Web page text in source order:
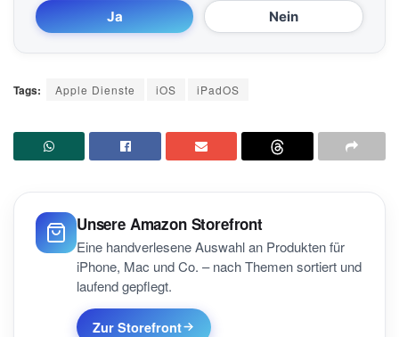
Ja Nein
Tags: Apple Dienste iOS iPadOS
Unsere Amazon Storefront
Eine handverlesene Auswahl an Produkten für
iPhone, Mac und Co. – nach Themen sortiert und
laufend gepflegt.
Zur Storefront